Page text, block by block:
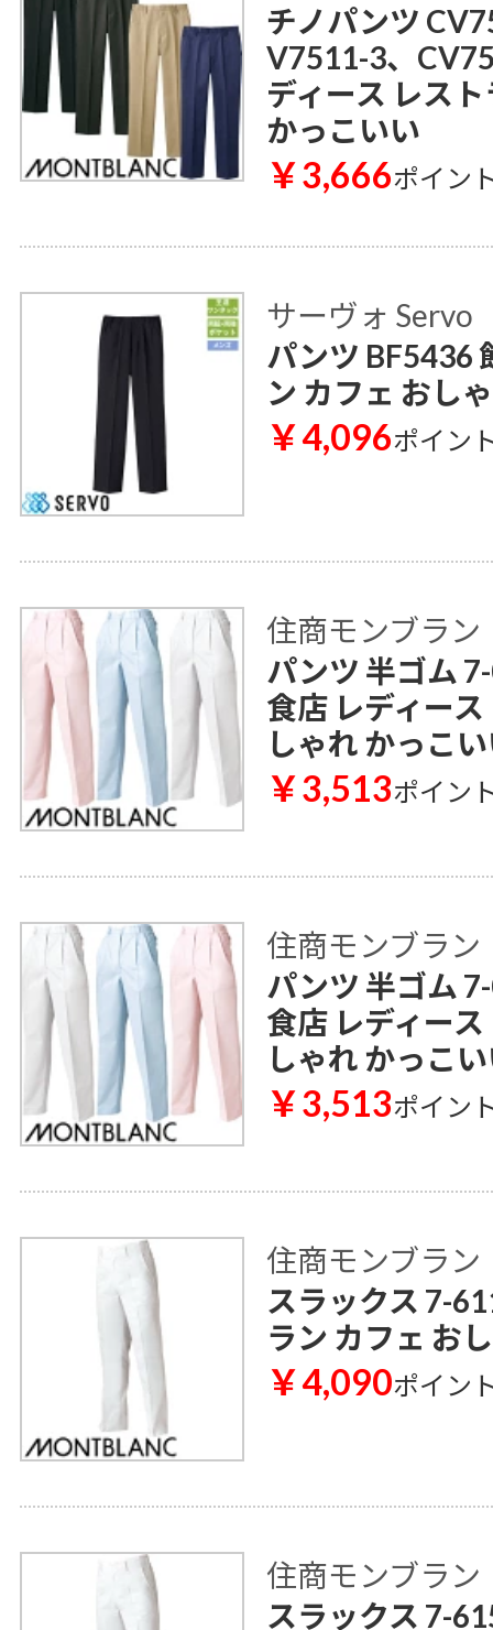
チノパンツ
V7511-3、
ディース レス
かっこいい
￥3,666ポイン
サーヴォ Servo
パンツ BF5436
ン カフェ おし
￥4,096ポイン
住商モンブラン
パンツ 半ゴム
食店 レディー
しゃれ かっこ
￥3,513ポイン
住商モンブラン
パンツ 半ゴム
食店 レディー
しゃれ かっこ
￥3,513ポイン
住商モンブラン
スラックス 7-
ラン カフェ お
￥4,090ポイン
住商モンブラン
スラックス 7-